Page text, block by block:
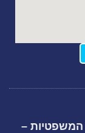
המשפטיות –